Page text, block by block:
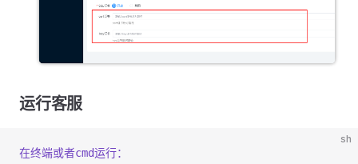
运行客服
sh
在终端或者cmd运行：